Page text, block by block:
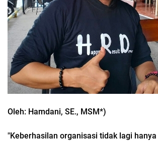
Oleh: Hamdani, SE., MSM*)
"Keberhasilan organisasi tidak lagi